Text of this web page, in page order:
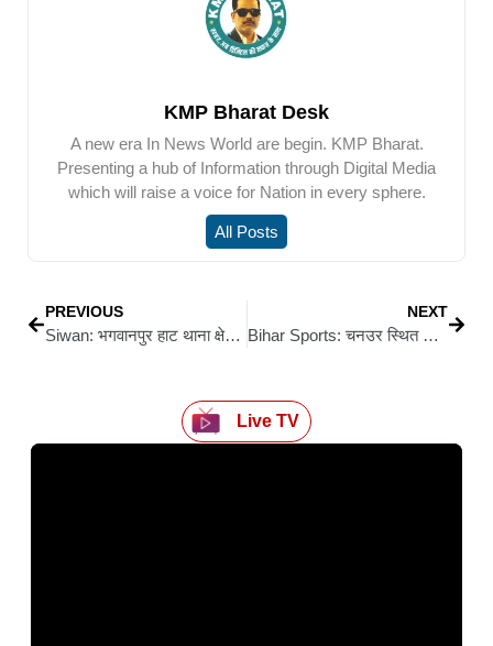
KMP Bharat Desk
A new era In News World are begin. KMP Bharat.
Presenting a hub of Information through Digital Media
which will raise a voice for Nation in every sphere.
All Posts
PREVIOUS
Siwan: भगवानपुर हाट थाना क्षेत्र में गोली लगने की घटना को लेकर सामने आई लूट की कहानी हुई पुलिस जांच में पूरी तरह झूठी साबित
NEXT
Bihar Sports: चनउर स्थित विज्ञानानंद केंद्रीय विद्यालय में एकलव्य निशानेबाजी ट्रायल: 40 खिलाड़ियों ने दिखाया दम, बैटरी व स्किल टेस्ट से हुआ चयन
Live TV